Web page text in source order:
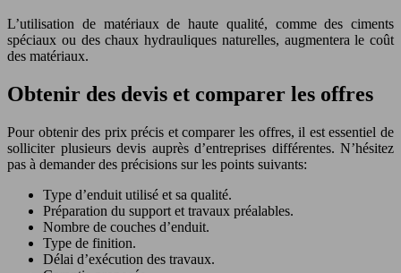
L’utilisation de matériaux de haute qualité, comme des ciments
spéciaux ou des chaux hydrauliques naturelles, augmentera le coût
des matériaux.
Obtenir des devis et comparer les offres
Pour obtenir des prix précis et comparer les offres, il est essentiel de
solliciter plusieurs devis auprès d’entreprises différentes. N’hésitez
pas à demander des précisions sur les points suivants:
Type d’enduit utilisé et sa qualité.
Préparation du support et travaux préalables.
Nombre de couches d’enduit.
Type de finition.
Délai d’exécution des travaux.